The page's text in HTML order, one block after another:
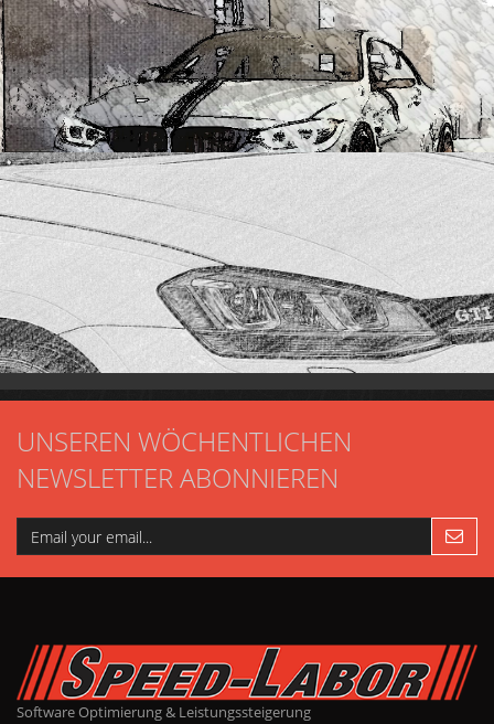
UNSEREN WÖCHENTLICHEN
NEWSLETTER ABONNIEREN
Software Optimierung & Leistungssteigerung